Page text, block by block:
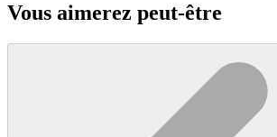
Vous aimerez peut-être